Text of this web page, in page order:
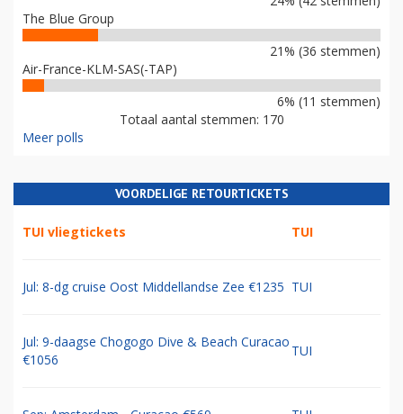
The Blue Group
21% (36 stemmen)
Air-France-KLM-SAS(-TAP)
6% (11 stemmen)
Totaal aantal stemmen: 170
Meer polls
VOORDELIGE RETOURTICKETS
TUI vliegtickets TUI
Jul: 8-dg cruise Oost Middellandse Zee €1235 TUI
Jul: 9-daagse Chogogo Dive & Beach Curacao
€1056
TUI